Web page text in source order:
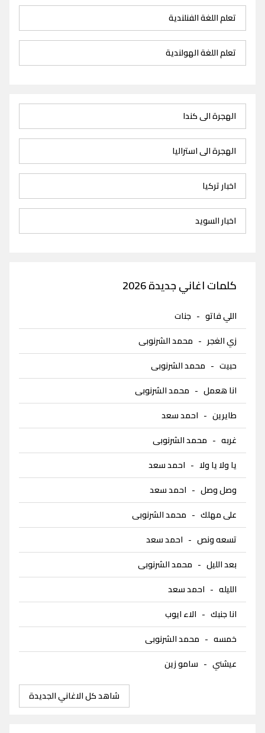
تعلم اللغة الفنلندية
تعلم اللغة الهولندية
الهجرة الى كندا
الهجرة الى استراليا
اخبار تركيا
اخبار السويد
كلمات اغاني جديدة 2026
اللي فاتو - جنات
زي الغجر - محمد الشرنوبى
حبيت - محمد الشرنوبى
انا هعمل - محمد الشرنوبى
طايرين - احمد سعد
غربه - محمد الشرنوبى
يا ولا يا ولا - احمد سعد
وصل وصل - احمد سعد
على مهلك - محمد الشرنوبى
تسعه ونص - احمد سعد
بعد الليل - محمد الشرنوبى
الليله - احمد سعد
انا جنبك - الاء ايوب
خمسه - محمد الشرنوبى
عيشني - سامو زين
شاهد كل الاغاني الجديدة